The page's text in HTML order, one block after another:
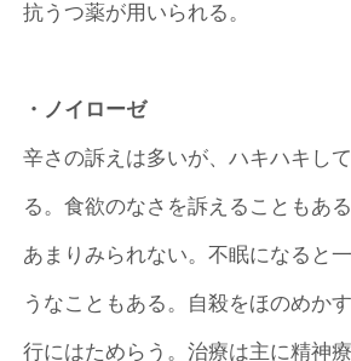
抗うつ薬が用いられる。
・ノイローゼ
辛さの訴えは多いが、ハキハキし
る。食欲のなさを訴えることもあ
あまりみられない。不眠になると
うなこともある。自殺をほのめか
行にはためらう。治療は主に精神